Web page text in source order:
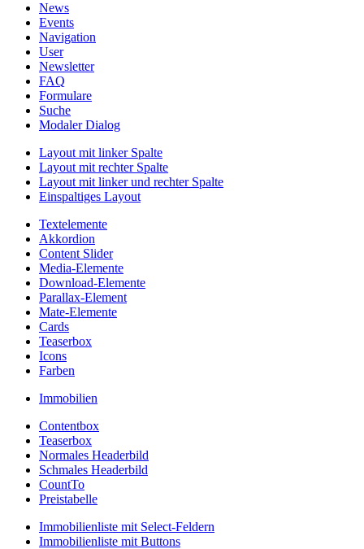
News
Events
Navigation
User
Newsletter
FAQ
Formulare
Suche
Modaler Dialog
Layout mit linker Spalte
Layout mit rechter Spalte
Layout mit linker und rechter Spalte
Einspaltiges Layout
Textelemente
Akkordion
Content Slider
Media-Elemente
Download-Elemente
Parallax-Element
Mate-Elemente
Cards
Teaserbox
Icons
Farben
Immobilien
Contentbox
Teaserbox
Normales Headerbild
Schmales Headerbild
CountTo
Preistabelle
Immobilienliste mit Select-Feldern
Immobilienliste mit Buttons